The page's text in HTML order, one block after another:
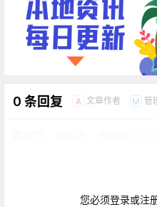
0 条回复 A 文章作者 M 管
您必须登录或注